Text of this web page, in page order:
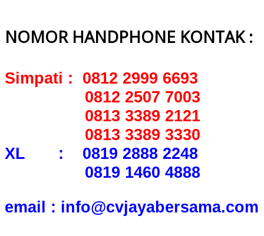
NOMOR HANDPHONE KONTAK :
Simpati : 0812 2999 6693
0812 2507 7003
0813 3389 2121
0813 3389 3330
XL : 0819 2888 2248
0819 1460 4888
email : info@cvjayabersama.com